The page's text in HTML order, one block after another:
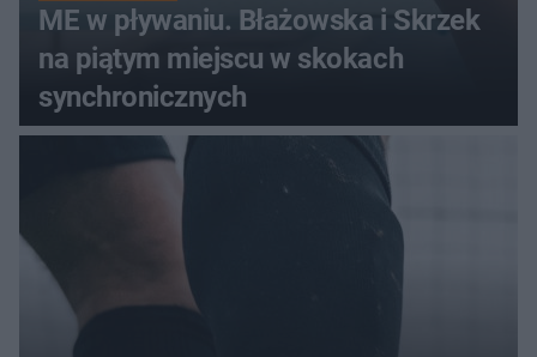
ME w pływaniu. Błażowska i Skrzek
na piątym miejscu w skokach
synchronicznych